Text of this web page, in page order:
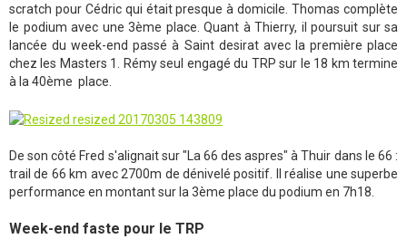
scratch pour Cédric qui était presque à domicile. Thomas complète
le podium avec une 3ème place. Quant à Thierry, il poursuit sur sa
lancée du week-end passé à Saint desirat avec la première place
chez les Masters 1. Rémy seul engagé du TRP sur le 18 km termine
à la 40ème place.
De son côté Fred s'alignait sur "La 66 des aspres" à Thuir dans le 66 :
trail de 66 km avec 2700m de dénivelé positif. Il réalise une superbe
performance en montant sur la 3ème place du podium en 7h18.
Week-end faste pour le TRP